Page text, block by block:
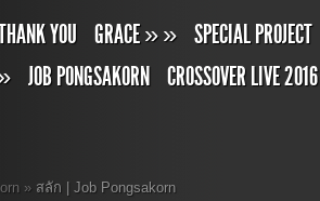
YOU GRACE»» SPECIAL PROJECT
JOB PONGSAKORN CROSSOVER LIVE 2016
» สลัก | Job Pongsakorn